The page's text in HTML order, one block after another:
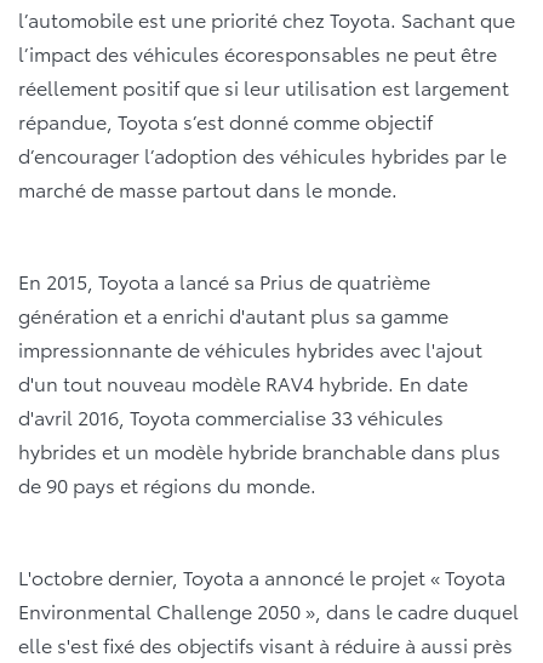
l’automobile est une priorité chez Toyota. Sachant que
l’impact des véhicules écoresponsables ne peut être
réellement positif que si leur utilisation est largement
répandue, Toyota s’est donné comme objectif
d’encourager l’adoption des véhicules hybrides par le
marché de masse partout dans le monde.
En 2015, Toyota a lancé sa Prius de quatrième
génération et a enrichi d'autant plus sa gamme
impressionnante de véhicules hybrides avec l'ajout
d'un tout nouveau modèle RAV4 hybride. En date
d'avril 2016, Toyota commercialise 33 véhicules
hybrides et un modèle hybride branchable dans plus
de 90 pays et régions du monde.
L'octobre dernier, Toyota a annoncé le projet « Toyota
Environmental Challenge 2050 », dans le cadre duquel
elle s'est fixé des objectifs visant à réduire à aussi près